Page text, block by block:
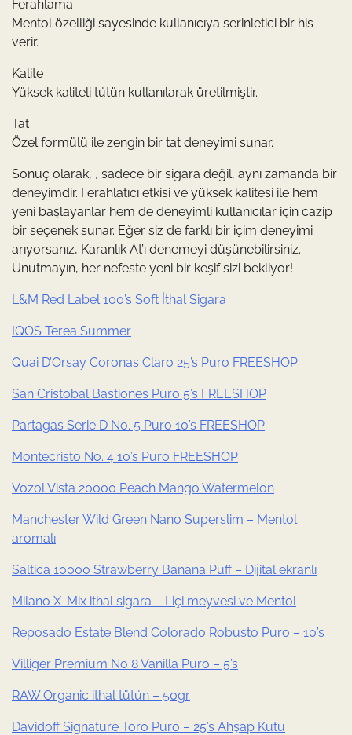
Ferahlama
Mentol özelliği sayesinde kullanıcıya serinletici bir his
verir.
Kalite
Yüksek kaliteli tütün kullanılarak üretilmiştir.
Tat
Özel formülü ile zengin bir tat deneyimi sunar.
Sonuç olarak, , sadece bir sigara değil, aynı zamanda bir
deneyimdir. Ferahlatıcı etkisi ve yüksek kalitesi ile hem
yeni başlayanlar hem de deneyimli kullanıcılar için cazip
bir seçenek sunar. Eğer siz de farklı bir içim deneyimi
arıyorsanız, Karanlık At’ı denemeyi düşünebilirsiniz.
Unutmayın, her nefeste yeni bir keşif sizi bekliyor!
L&M Red Label 100’s Soft İthal Sigara
IQOS Terea Summer
Quai D’Orsay Coronas Claro 25’s Puro FREESHOP
San Cristobal Bastiones Puro 5’s FREESHOP
Partagas Serie D No. 5 Puro 10’s FREESHOP
Montecristo No. 4 10’s Puro FREESHOP
Vozol Vista 20000 Peach Mango Watermelon
Manchester Wild Green Nano Superslim – Mentol
aromalı
Saltica 10000 Strawberry Banana Puff – Dijital ekranlı
Milano X-Mix ithal sigara – Liçi meyvesi ve Mentol
Reposado Estate Blend Colorado Robusto Puro – 10’s
Villiger Premium No 8 Vanilla Puro – 5’s
RAW Organic ithal tütün – 50gr
Davidoff Signature Toro Puro – 25’s Ahşap Kutu